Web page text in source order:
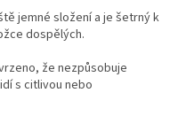
jemné složení a je šetrný k
dospělých.
že nezpůsobuje
s citlivou nebo